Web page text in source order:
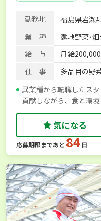
勤務地
福島県岩瀬
業 種
露地野菜･
給 与
月給
仕 事
多品目の野
異業種から転職したス
貢献しながら、食と環
気になる
応募期限まであと 84 日